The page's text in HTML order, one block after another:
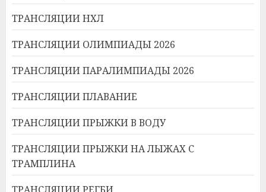
ТРАНСЛЯЦИИ НХЛ
ТРАНСЛЯЦИИ ОЛИМПИАДЫ 2026
ТРАНСЛЯЦИИ ПАРАЛИМПИАДЫ 2026
ТРАНСЛЯЦИИ ПЛАВАНИЕ
ТРАНСЛЯЦИИ ПРЫЖКИ В ВОДУ
ТРАНСЛЯЦИИ ПРЫЖКИ НА ЛЫЖАХ С
ТРАМПЛИНА